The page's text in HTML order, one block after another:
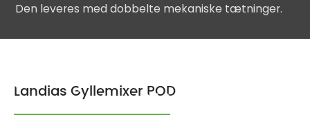
Den leveres med dobbelte mekaniske tætninger.
Landias Gyllemixer POD